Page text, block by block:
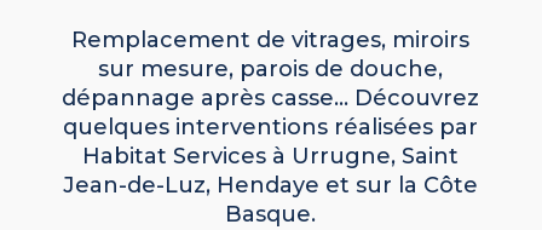
Remplacement de vitrages, miroirs
sur mesure, parois de douche,
dépannage après casse… Découvrez
quelques interventions réalisées par
Habitat Services à Urrugne, Saint
Jean-de-Luz, Hendaye et sur la Côte
Basque.